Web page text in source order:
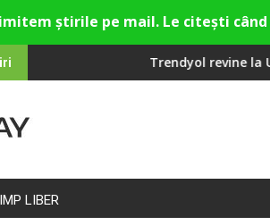
Trendyol revine la UNTOLD 2026:
LIBER